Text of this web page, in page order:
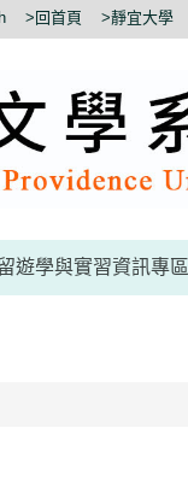
>回首頁 >靜宜大學
遊學與實習資訊專區